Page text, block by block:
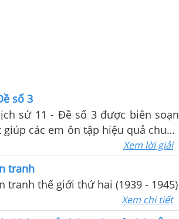
số 3
sử 11 - Đề số 3 được biên soạn
các em ôn tập hiệu quả chuẩn
Xem lời giải
tranh
tranh thế giới thứ hai (1939 - 1945)
Xem chi tiết